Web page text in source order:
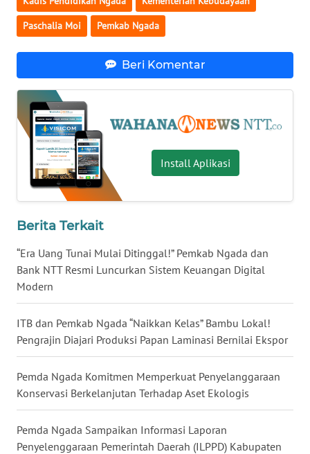
Paschalia Moi Pemkab Ngada
Beri Komentar
Install Aplikasi
Berita Terkait
“Era Uang Tunai Mulai Ditinggal!” Pemkab Ngada dan
Bank NTT Resmi Luncurkan Sistem Keuangan Digital
Modern
ITB dan Pemkab Ngada “Naikkan Kelas” Bambu Lokal!
Pengrajin Diajari Produksi Papan Laminasi Bernilai Ekspor
Pemda Ngada Komitmen Memperkuat Penyelanggaraan
Konservasi Berkelanjutan Terhadap Aset Ekologis
Pemda Ngada Sampaikan Informasi Laporan
Penyelenggaraan Pemerintah Daerah (ILPPD) Kabupaten
WN
MALUKU
WN
MALUT
WN
DAIRI
DANAU
TOBA
WN
NIAS
WN
LANGKAT
WN
SELATAN